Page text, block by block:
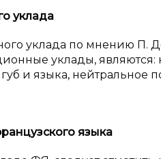
уклада
уклада по мнению П.
уклады,
и языка, нейтральное
языка